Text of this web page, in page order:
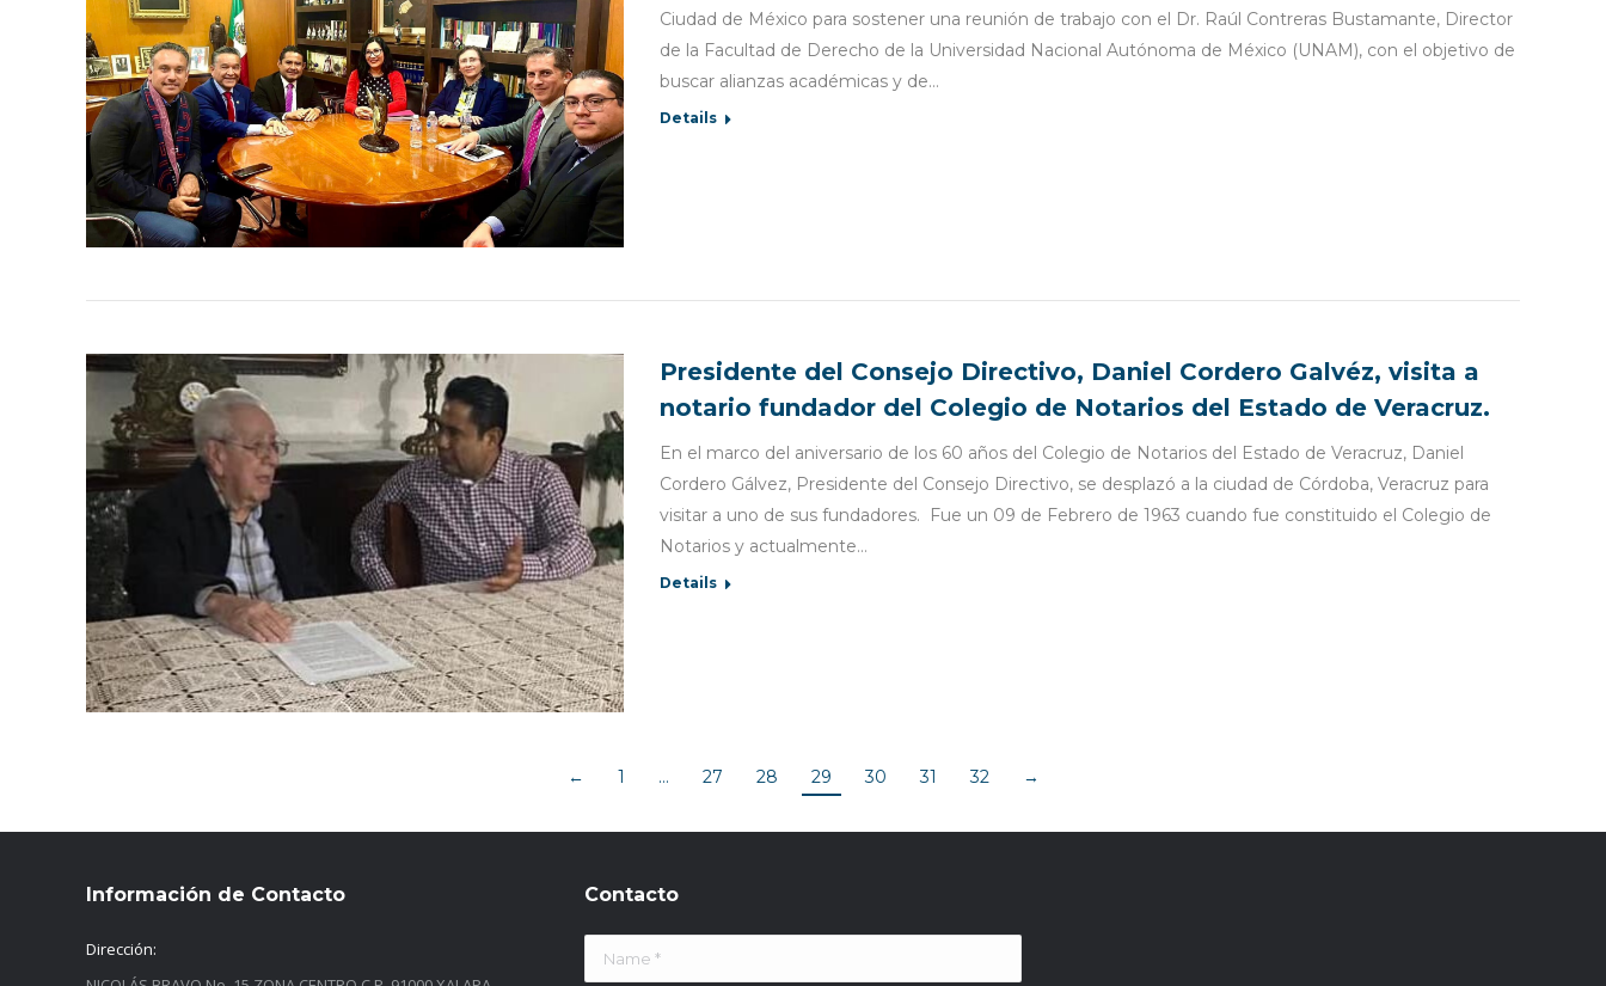
Ciudad de México para sostener una reunión de trabajo con el Dr. Raúl Contreras Bustamante, Director
de la Facultad de Derecho de la Universidad Nacional Autónoma de México (UNAM), con el objetivo de
buscar alianzas académicas y de…
Details
Presidente del Consejo Directivo, Daniel Cordero Galvéz, visita a
notario fundador del Colegio de Notarios del Estado de Veracruz.
En el marco del aniversario de los 60 años del Colegio de Notarios del Estado de Veracruz, Daniel
Cordero Gálvez, Presidente del Consejo Directivo, se desplazó a la ciudad de Córdoba, Veracruz para
visitar a uno de sus fundadores. Fue un 09 de Febrero de 1963 cuando fue constituido el Colegio de
Notarios y actualmente…
Details
← 1 … 27 28 29 30 31 32 →
Información de Contacto
Dirección:
Contacto
Name *